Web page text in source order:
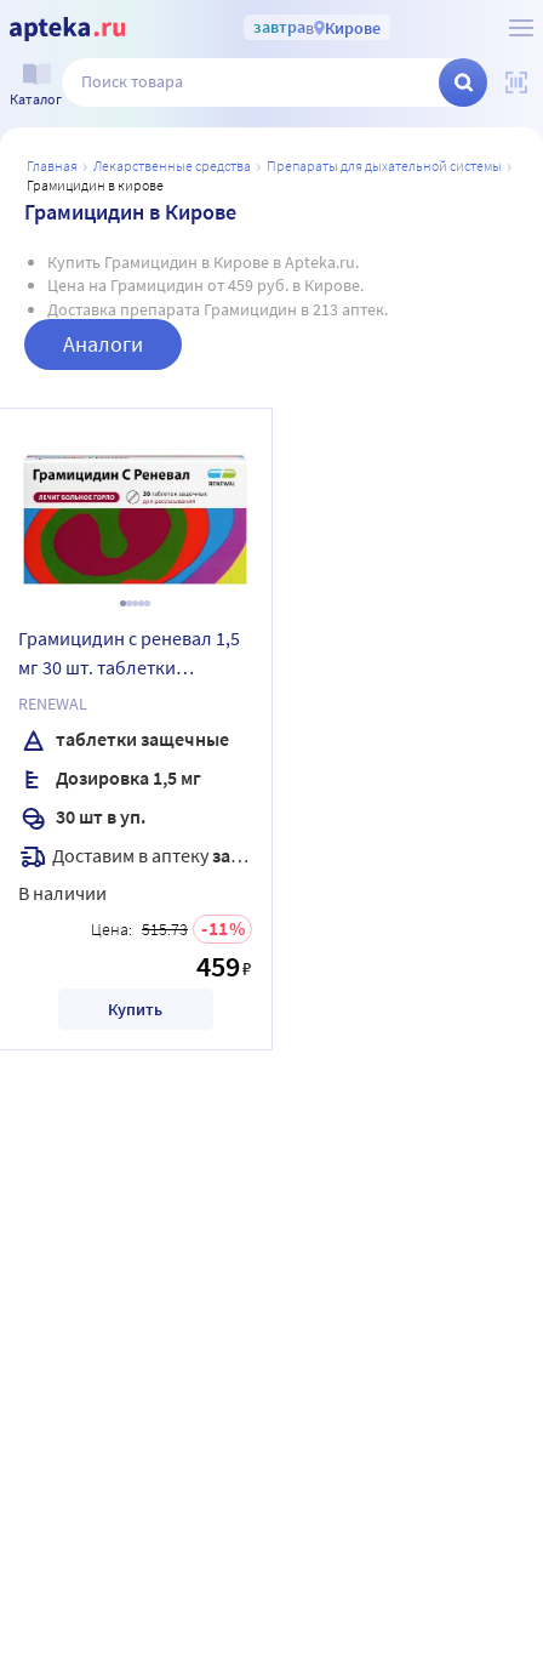
завтрав Кирове
Каталог
главная лекарственные средства
препараты для дыхательной системы
грамицидин в кирове
Грамицидин в Кирове
Купить Грамицидин в Кирове в Apteka.ru.
Цена на Грамицидин от 459 руб. в Кирове.
Доставка препарата Грамицидин в 213 аптек.
Аналоги
Грамицидин с реневал 1,5
мг 30 шт. таблетки
защечные
RENEWAL
таблетки защечные
Дозировка 1,5 мг
30 шт в уп.
Доставим в аптекузавтра
В наличии
Цена: 515.73 11
459₽
Купить